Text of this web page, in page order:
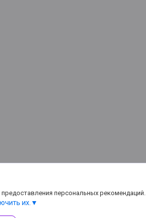
персональных рекомендаций.
их.